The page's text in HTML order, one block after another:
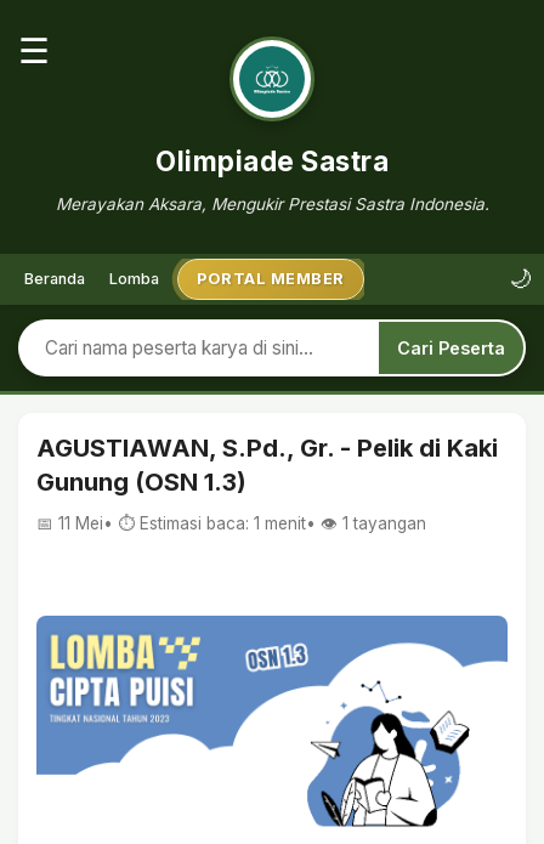
☰
Olimpiade Sastra
Merayakan Aksara, Mengukir Prestasi Sastra Indonesia.
Beranda Lomba PORTAL MEMBER 🌙
Cari Peserta
AGUSTIAWAN, S.Pd., Gr. - Pelik di Kaki
Gunung (OSN 1.3)
📅 11 Mei• ⏱ Estimasi baca: 1 menit• 👁️ 1 tayangan